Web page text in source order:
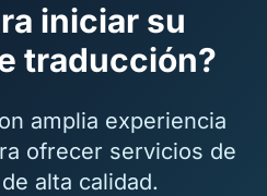
iniciar su
traducción?
amplia experiencia
ofrecer servicios de
alta calidad.